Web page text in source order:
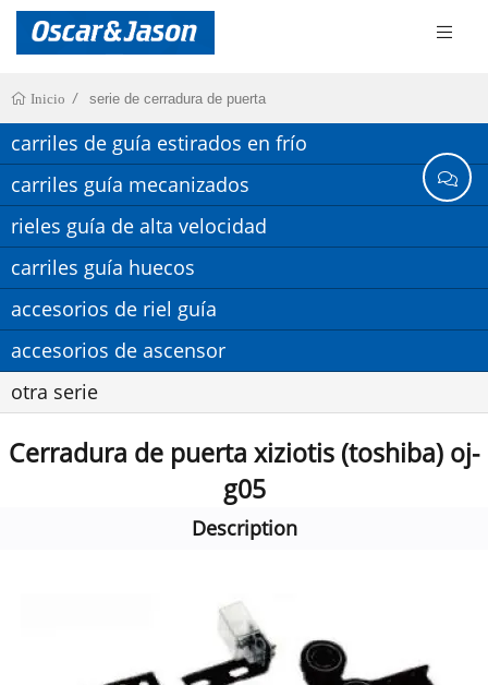
Inicio serie de cerradura de puerta
carriles de guía estirados en frío
carriles guía mecanizados
rieles guía de alta velocidad
carriles guía huecos
accesorios de riel guía
accesorios de ascensor
otra serie
Cerradura de puerta xiziotis (toshiba) oj-
g05
Description